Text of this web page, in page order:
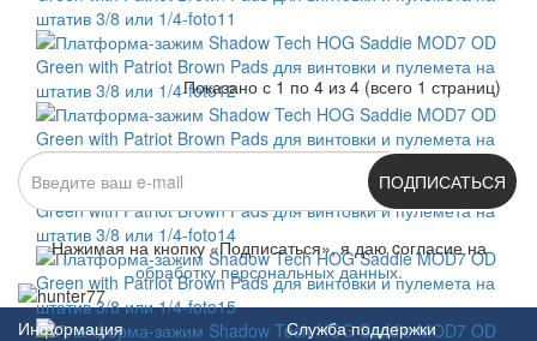
Показано с 1 по 4 из 4 (всего 1 страниц)
ПОДПИСАТЬСЯ
Нажимая на кнопку «Подписаться», я даю cогласие на
обработку персональных данных.
Информация
Служба поддержки